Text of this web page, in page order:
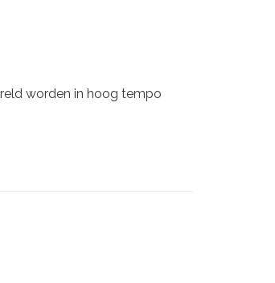
worden in hoog tempo